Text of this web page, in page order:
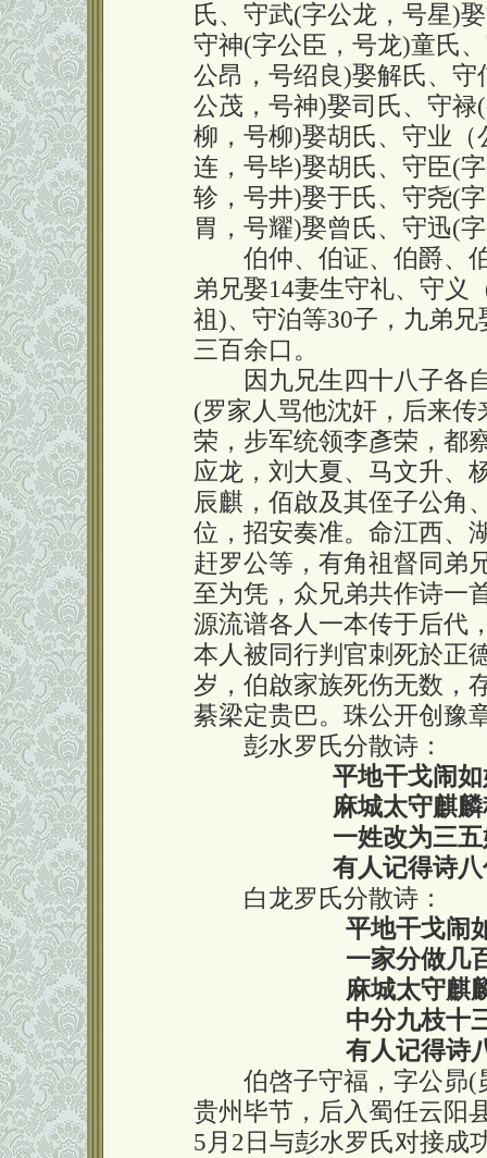
氏、守武(字公龙，号星)
守神(字公臣，号龙)童氏
公昂，号绍良)娶解氏、
公茂，号神)娶司氏、守
柳，号柳)娶胡氏、守业
连，号毕)娶胡氏、守臣(
轸，号井)娶于氏、守尧(
胃，号耀)娶曾氏、守迅(
伯仲、伯证、伯爵、伯
弟兄娶14妻生守礼、守义
祖)、守泊等30子，九弟
三百余口。
因九兄生四十八子各自
(罗家人骂他沈奸，后来
荣，步军统领李彥荣，都
应龙，刘大夏、马文升、
辰麒，佰啟及其侄子公角
位，招安奏准。命江西、
赶罗公等，有角祖督同弟
至为凭，众兄弟共作诗一
源流谱各人一本传于后代
本人被同行判官刺死於正
岁，伯啟家族死伤无数，
綦梁定贵巴。珠公开创豫
彭水罗氏分散诗：
平地干戈闹
麻城太守麒
一姓改为三
有人记得诗
白龙罗氏分散诗：
平地干戈闹
一家分做几
麻城太守麒
中分九枝十
有人记得诗
伯啓子守福，字公昴(
贵州毕节，后入蜀任云阳
5月2日与彭水罗氏对接成